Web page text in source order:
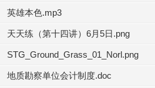
英雄本色.mp3
天天练（第十四讲）6月5日.png
STG_Ground_Grass_01_Norl.png
地质勘察单位会计制度.doc